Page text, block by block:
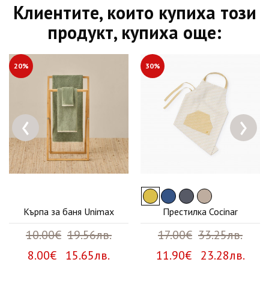
Клиентите, които купиха този
продукт, купиха още:
20%
Кърпа за баня Unimax
10.00€ 19.56лв.
8.00€ 15.65лв.
30%
Престилка Cocinar
17.00€ 33.25лв.
11.90€ 23.28лв.
‹ ›